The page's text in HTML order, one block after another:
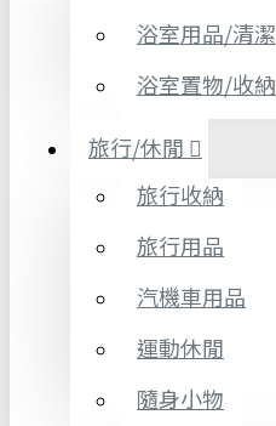
浴室用品/清潔
浴室置物/收納
旅行/休閒
旅行收納
旅行用品
汽機車用品
運動休閒
隨身小物